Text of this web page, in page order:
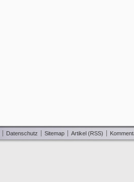
Datenschutz Sitemap Artikel (RSS)